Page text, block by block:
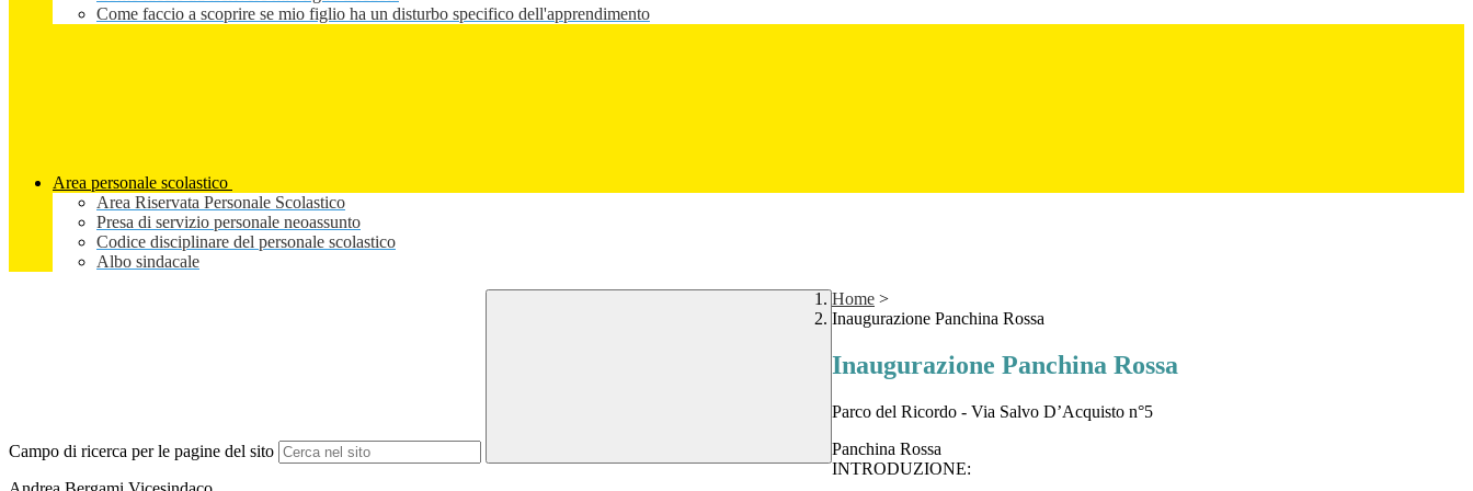
Come faccio a scoprire se mio figlio ha un disturbo specifico dell'apprendimento
Area personale scolastico
Area Riservata Personale Scolastico
Presa di servizio personale neoassunto
Codice disciplinare del personale scolastico
Albo sindacale
Campo di ricerca per le pagine del sito
Home >
Inaugurazione Panchina Rossa
Inaugurazione Panchina Rossa
Parco del Ricordo - Via Salvo D’Acquisto n°5
Panchina Rossa
INTRODUZIONE: